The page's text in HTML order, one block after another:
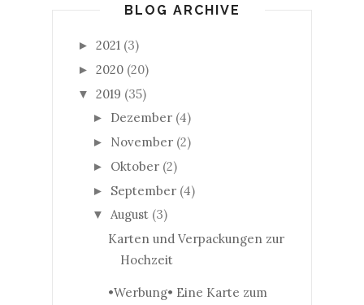
BLOG ARCHIVE
► 2021 (3)
► 2020 (20)
▼ 2019 (35)
► Dezember (4)
► November (2)
► Oktober (2)
► September (4)
▼ August (3)
Karten und Verpackungen zur
Hochzeit
•Werbung• Eine Karte zum